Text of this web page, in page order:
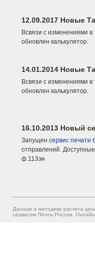
12.09.2017 Новые
Всвязи с изменениями
обновлен калькулятор.
14.01.2014 Новые
Всвязи с изменениями
обновлен калькулятор.
16.10.2013 Новый
Запущен сервис печати
отправлений.
ф.113эн
Данные и методики расчета
сервисом Почты России. Онлайн